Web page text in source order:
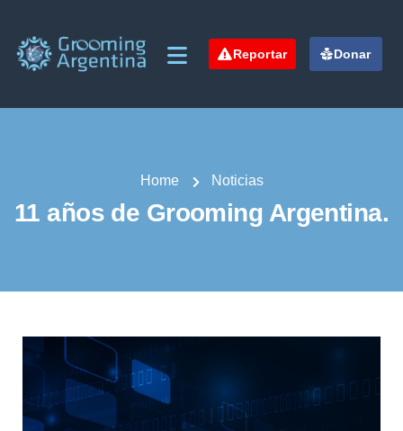
Reportar Donar
Home Noticias
11 años de Grooming Argentina.